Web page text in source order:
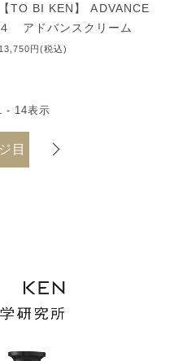
【TO BI KEN】 ADVANCE
４ アドバンスクリーム
13,750円(税込)
- 14表示
目